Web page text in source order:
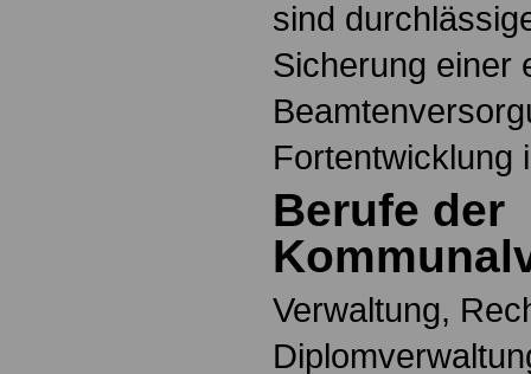
sind
Sicherung einer
Fortentwicklung
Berufe der
Verwaltung,